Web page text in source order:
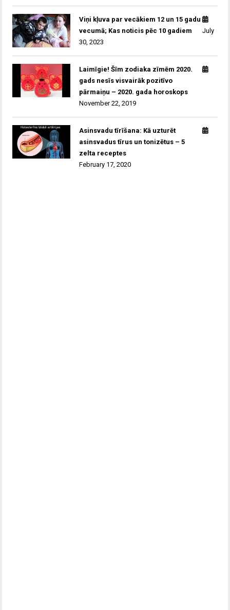
Viņi kļuva par vecākiem 12 un 15 gadu
vecumā; Kas noticis pēc 10 gadiem
July
30, 2023
Laimīgie! Šīm zodiaka zīmēm 2020.
gads nesīs visvairāk pozitīvo
pārmaiņu – 2020. gada horoskops
November 22, 2019
Asinsvadu tīrīšana: Kā uzturēt
asinsvadus tīrus un tonizētus – 5
zelta receptes
February 17, 2020